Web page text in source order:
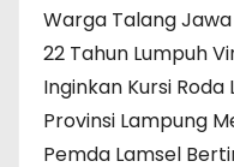
Warga Talang
22 Tahun Lumpuh
Inginkan Kursi
Provinsi Lampung
Pemda Lamsel